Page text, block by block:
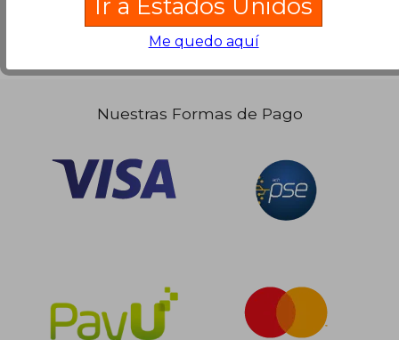
$ 185.731
$ 102.152
45%
Nuestras Formas de Pago
Ir a Estados Unidos
Me quedo aquí